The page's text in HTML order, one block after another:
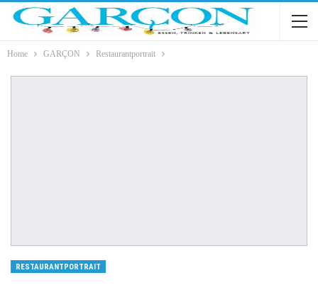
Home GARÇON Restaurantportrait
RESTAURANTPORTRAIT